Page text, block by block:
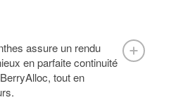
assure un rendu
en parfaite continuité
tout en